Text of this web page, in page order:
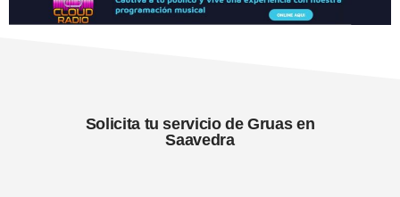
Solicita tu servicio de Gruas en
Saavedra